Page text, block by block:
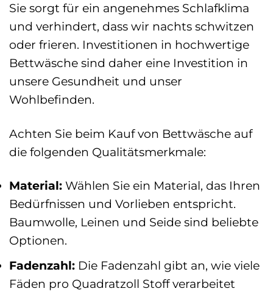
Sie sorgt für ein angenehmes Schlafklima
und verhindert, dass wir nachts schwitzen
oder frieren. Investitionen in hochwertige
Bettwäsche sind daher eine Investition in
unsere Gesundheit und unser
Wohlbefinden.
Achten Sie beim Kauf von Bettwäsche auf
die folgenden Qualitätsmerkmale:
Material: Wählen Sie ein Material, das Ihren
Bedürfnissen und Vorlieben entspricht.
Baumwolle, Leinen und Seide sind beliebte
Optionen.
Fadenzahl: Die Fadenzahl gibt an, wie viele
Fäden pro Quadratzoll Stoff verarbeitet